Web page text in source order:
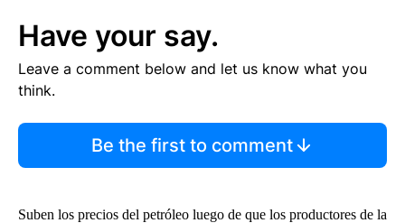
Have your say.
Leave a comment below and let us know what you
think.
Be the first to comment
Suben los precios del petróleo luego de que los productores de la